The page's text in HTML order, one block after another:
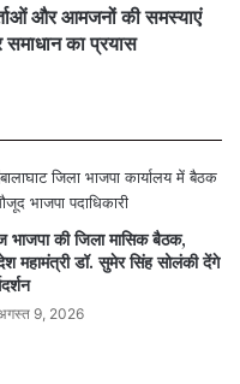
और आमजनों की समस्याएं
समाधान का प्रयास
की जिला मासिक बैठक,
महामंत्री डॉ. सुमेर सिंह सोलंकी देंगे
9, 2026